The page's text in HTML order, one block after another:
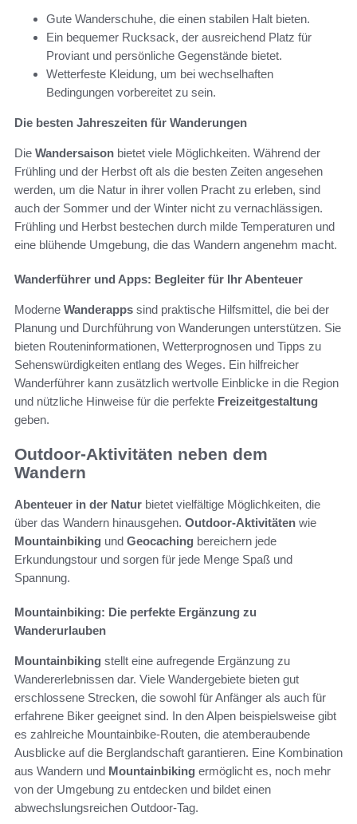
Gute Wanderschuhe, die einen stabilen Halt bieten.
Ein bequemer Rucksack, der ausreichend Platz für
Proviant und persönliche Gegenstände bietet.
Wetterfeste Kleidung, um bei wechselhaften
Bedingungen vorbereitet zu sein.
Die besten Jahreszeiten für Wanderungen
Die Wandersaison bietet viele Möglichkeiten. Während der
Frühling und der Herbst oft als die besten Zeiten angesehen
werden, um die Natur in ihrer vollen Pracht zu erleben, sind
auch der Sommer und der Winter nicht zu vernachlässigen.
Frühling und Herbst bestechen durch milde Temperaturen und
eine blühende Umgebung, die das Wandern angenehm macht.
Wanderführer und Apps: Begleiter für Ihr Abenteuer
Moderne Wanderapps sind praktische Hilfsmittel, die bei der
Planung und Durchführung von Wanderungen unterstützen. Sie
bieten Routeninformationen, Wetterprognosen und Tipps zu
Sehenswürdigkeiten entlang des Weges. Ein hilfreicher
Wanderführer kann zusätzlich wertvolle Einblicke in die Region
und nützliche Hinweise für die perfekte Freizeitgestaltung
geben.
Outdoor-Aktivitäten neben dem
Wandern
Abenteuer in der Natur bietet vielfältige Möglichkeiten, die
über das Wandern hinausgehen. Outdoor-Aktivitäten wie
Mountainbiking und Geocaching bereichern jede
Erkundungstour und sorgen für jede Menge Spaß und
Spannung.
Mountainbiking: Die perfekte Ergänzung zu
Wanderurlauben
Mountainbiking stellt eine aufregende Ergänzung zu
Wandererlebnissen dar. Viele Wandergebiete bieten gut
erschlossene Strecken, die sowohl für Anfänger als auch für
erfahrene Biker geeignet sind. In den Alpen beispielsweise gibt
es zahlreiche Mountainbike-Routen, die atemberaubende
Ausblicke auf die Berglandschaft garantieren. Eine Kombination
aus Wandern und Mountainbiking ermöglicht es, noch mehr
von der Umgebung zu entdecken und bildet einen
abwechslungsreichen Outdoor-Tag.